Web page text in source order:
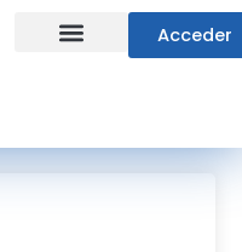
Acceder